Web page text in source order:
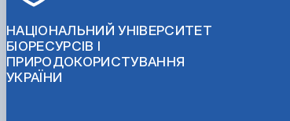
НАЦІОНАЛЬНИЙ УНІВЕРСИТЕТ
БІОРЕСУРСІВ І
ПРИРОДОКОРИСТУВАННЯ
УКРАЇНИ